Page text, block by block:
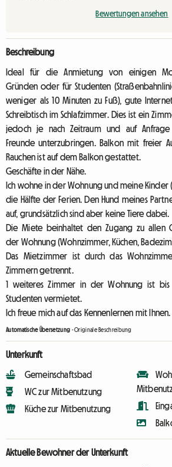
Bewertungen ansehen
Beschreibung
Ideal für die Anmietung von einigen
Gründen oder für Studenten
weniger als 10 Minuten zu Fuß), gute
Schreibtisch im Schlafzimmer. Dies ist ein
jedoch je nach Zeitraum und auf
Freunde unterzubringen. Balkon mit freier
Rauchen ist auf dem Balkon gestattet.
Geschäfte in der Nähe.
Ich wohne in der Wohnung und meine Kinder
die Hälfte der Ferien. Den Hund meines
auf, grundsätzlich sind aber keine Tiere dabei.
Die Miete beinhaltet den Zugang zu allen
der Wohnung (Wohnzimmer, Küchen,
Das Mietzimmer ist durch das
Zimmern getrennt.
1 weiteres Zimmer in der Wohnung ist
Studenten vermietet.
Ich freue mich auf das Kennenlernen mit Ihnen.
Automatische Übersetzung -Originale Beschreibung
Unterkunft
Gemeinschaftsbad
WC zur Mitbenutzung
Küche zur Mitbenutzung
Aktuelle Bewohner der Unterkunft